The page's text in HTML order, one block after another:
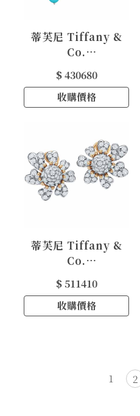
蒂芙尼 Tiffany &
Co.
列 18K 黄金镶嵌绿松
石 Snowflake 耳夹
$ 430680
收購價格
蒂芙尼 Tiffany &
Co.
鉑金和金 Cones
With Petals 耳環
$ 511410
收購價格
1 2